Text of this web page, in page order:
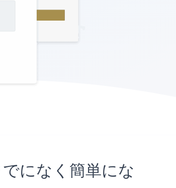
になく簡単にな